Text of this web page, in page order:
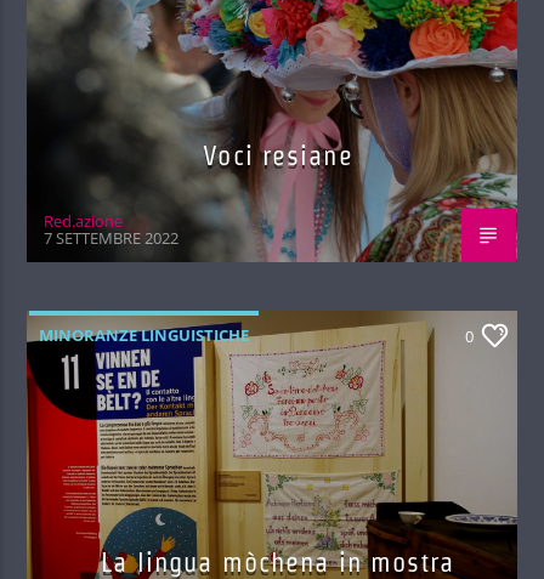
Voci resiane
Red.azione
7 SETTEMBRE 2022
MINORANZE LINGUISTICHE 0
La lingua mòchena in mostra